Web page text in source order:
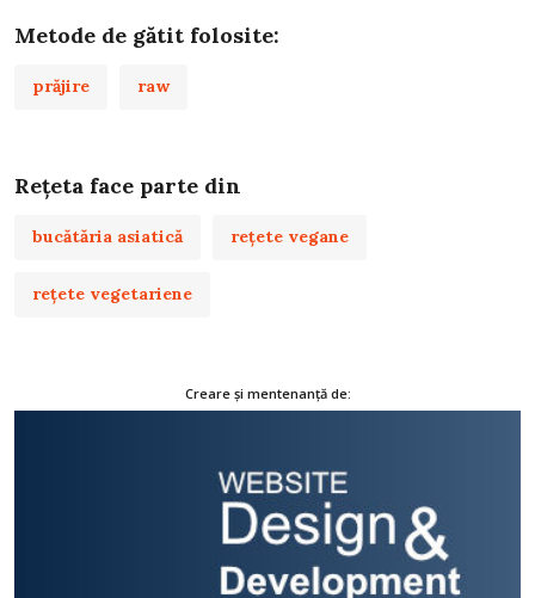
Metode de gătit folosite:
prăjire raw
Rețeta face parte din
bucătăria asiatică rețete vegane
rețete vegetariene
Creare și mentenanță de: